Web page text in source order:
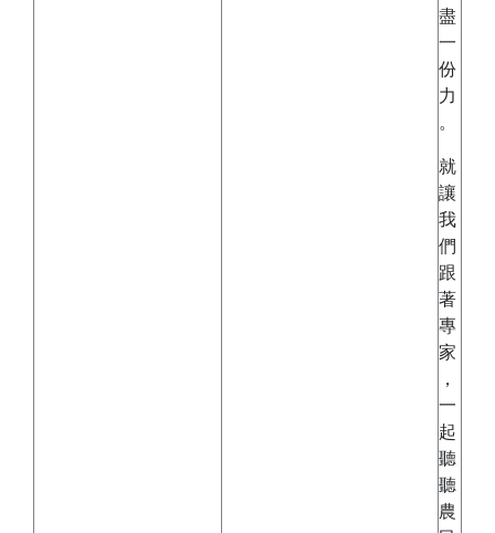
盡
一
份
力
。
就
讓
我
們
跟
著
專
家
，
一
起
聽
聽
農